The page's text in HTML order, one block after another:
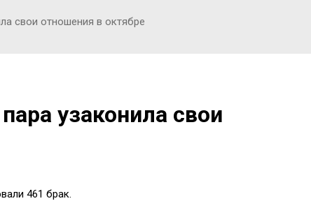
свои отношения в октябре
узаконила свои
461 брак.